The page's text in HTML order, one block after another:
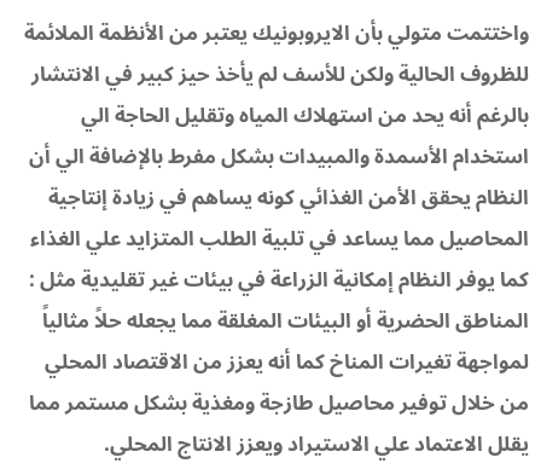
واختتمت متولي بأن الايروبونيك يعتبر من الأنظمة الملائمة
للظروف الحالية ولكن للأسف لم يأخذ حيز كبير في الانتشار
بالرغم أنه يحد من استهلاك المياه وتقليل الحاجة الي
استخدام الأسمدة والمبيدات بشكل مفرط بالإضافة الي أن
النظام يحقق الأمن الغذائي كونه يساهم في زيادة إنتاجية
المحاصيل مما يساعد في تلبية الطلب المتزايد علي الغذاء
كما يوفر النظام إمكانية الزراعة في بيئات غير تقليدية مثل :
المناطق الحضرية أو البيئات المغلقة مما يجعله حلاً مثالياً
لمواجهة تغيرات المناخ كما أنه يعزز من الاقتصاد المحلي
من خلال توفير محاصيل طازجة ومغذية بشكل مستمر مما
يقلل الاعتماد علي الاستيراد ويعزز الانتاج المحلي.